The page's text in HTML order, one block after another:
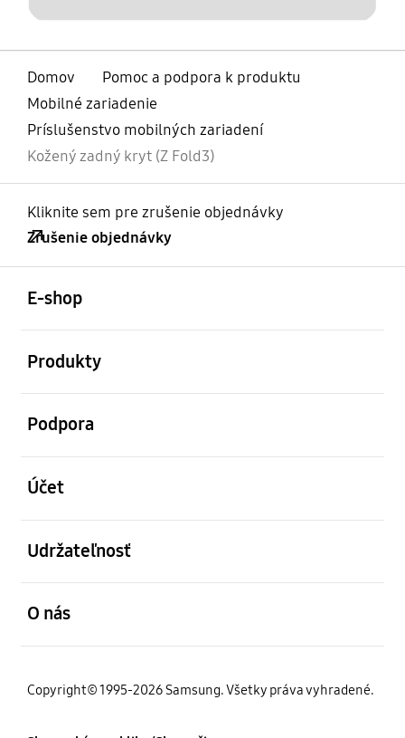
Domov
Pomoc a podpora k produktu
Mobilné zariadenie
Príslušenstvo mobilných zariadení
Kožený zadný kryt (Z Fold3)
Kliknite sem pre zrušenie objednávky
Zrušenie objednávky
E-shop
Produkty
Podpora
Účet
Udržateľnosť
O nás
Copyright© 1995-2026 Samsung. Všetky práva vyhradené.